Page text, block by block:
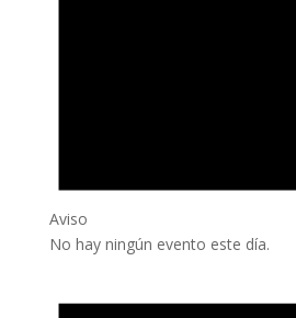
Aviso
No hay ningún evento este día.